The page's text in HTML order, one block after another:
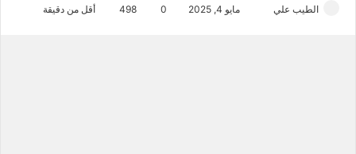
الطيب علي مايو 4, 2025 0
498 أقل من دقيقة